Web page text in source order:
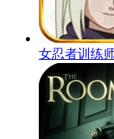
女忍者训练